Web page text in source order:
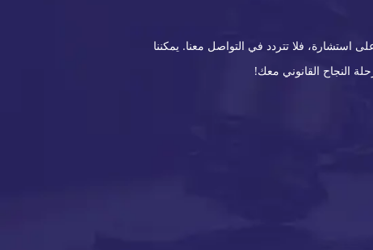
فلا تتردد في التواصل معنا. يمكننا
النجاح القانوني معك!